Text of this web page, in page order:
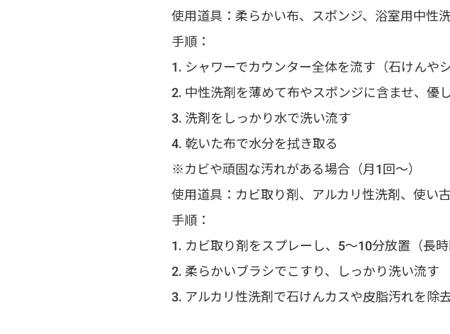
使用道具：柔らかい布、スポンジ、浴室用中性
手順：
1. シャワーでカウンター全体を流す（石けんや
2. 中性洗剤を薄めて布やスポンジに含ませ、優
3. 洗剤をしっかり水で洗い流す
4. 乾いた布で水分を拭き取る
※カビや頑固な汚れがある場合（月1回～）
使用道具：カビ取り剤、アルカリ性洗剤、使い
手順：
1. カビ取り剤をスプレーし、5～10分放置（長時
2. 柔らかいブラシでこすり、しっかり洗い流す
3. アルカリ性洗剤で石けんカスや皮脂汚れを除